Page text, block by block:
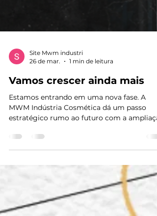
1 min de leitura
Vamos crescer ainda mais